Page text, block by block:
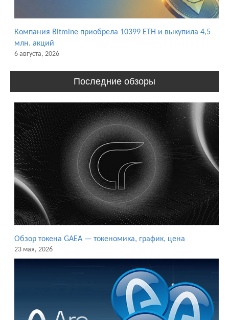
Компания Bitmine приобрела 10399 ETH и выкупила 4,5
млн. акций
6 августа, 2026
Последние обзоры
Обзор токена GAEA — токеномика, график, цена
23 мая, 2026